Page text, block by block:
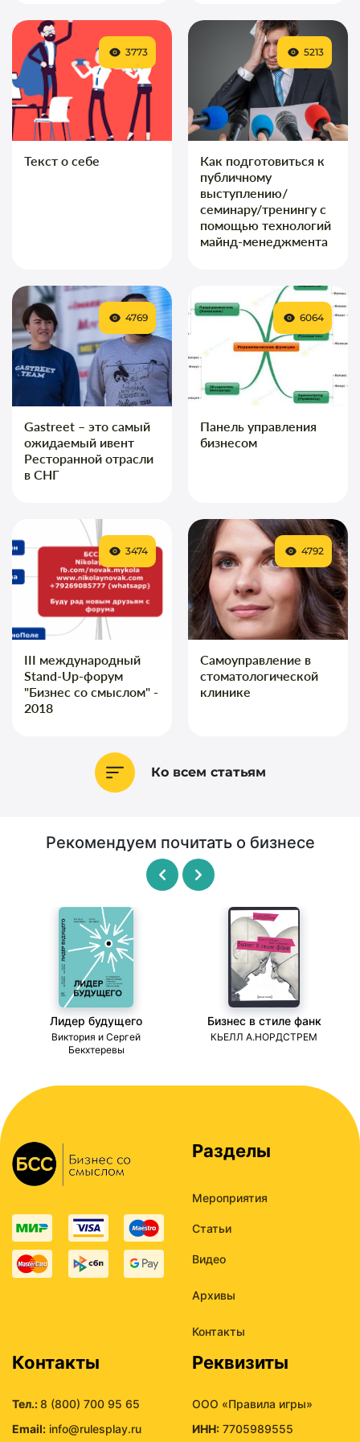
Текст о себе
3773
Как подготовиться к
публичному
выступлению/
семинару/тренингу с
помощью технологий
майнд-менеджмента
5213
Gastreet – это самый
ожидаемый ивент
Ресторанной отрасли
в СНГ
4769
Панель управления
бизнесом
6064
III международный
Stand-Up-форум
"Бизнес со смыслом" -
2018
3474
Самоуправление в
стоматологической
клинике
4792
Ко всем статьям
Рекомендуем почитать о бизнесе
Лидер будущего
Виктория и Сергей
Бекхтеревы
Бизнес в стиле фанк
КЬЕЛЛ А.НОРДСТРЕМ
Разделы
Мероприятия
Статьи
Видео
Архивы
Контакты
Контакты
Тел.:8 (800) 700 95 65
Email: info@rulesplay.ru
Реквизиты
ООО «Правила игры»
ИНН: 7705989555